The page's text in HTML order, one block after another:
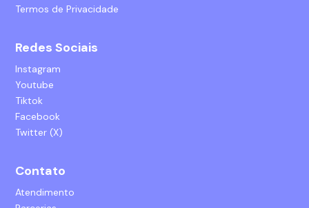
Termos de Privacidade
Redes Sociais
Instagram
Youtube
Tiktok
Facebook
Twitter (X)
Contato
Atendimento